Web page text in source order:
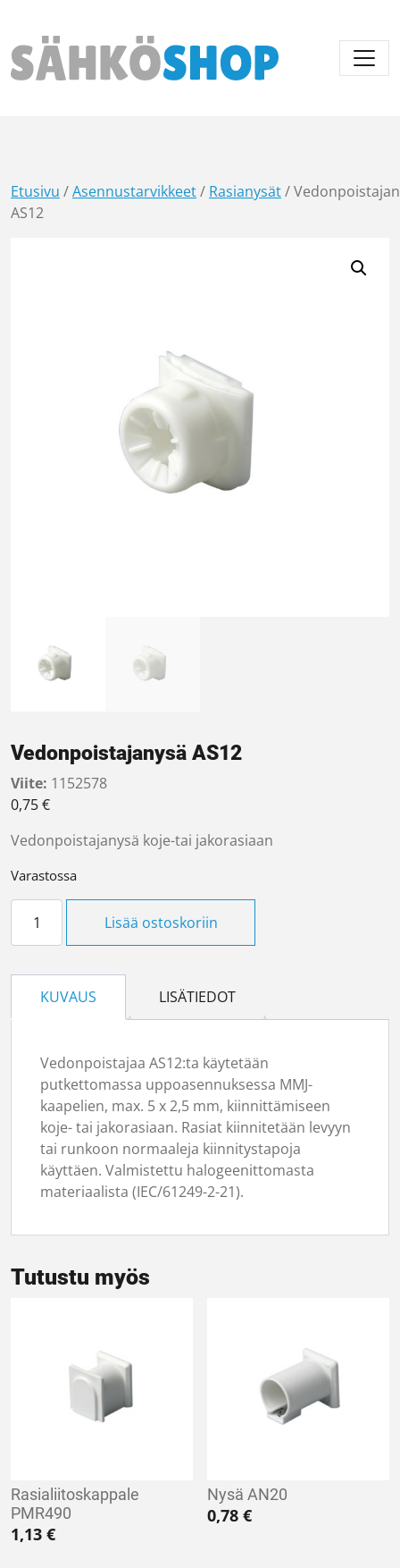
Päävalikko
Etusivu /Asennustarvikkeet/ Rasianysät/
AS12
Vedonpoistajanysä AS12
Viite: 1152578
0,75€
Vedonpoistajanysä koje-tai jakorasiaan
Varastossa
Lisää ostoskoriin
KUVAUS LISÄTIEDOT
Vedonpoistajaa AS12:ta käytetään
putkettomassa uppoasennuksessa MMJ-
kaapelien, max. 5 x 2,5 mm, kiinnittämiseen
koje- tai jakorasiaan. Rasiat kiinnitetään levyyn
tai runkoon normaaleja kiinnitystapoja
käyttäen. Valmistettu halogeenittomasta
materiaalista (IEC/61249-2-21).
Tutustu myös
Rasialiitoskappale
PMR490
1,13 €
Nysä AN20
0,78€